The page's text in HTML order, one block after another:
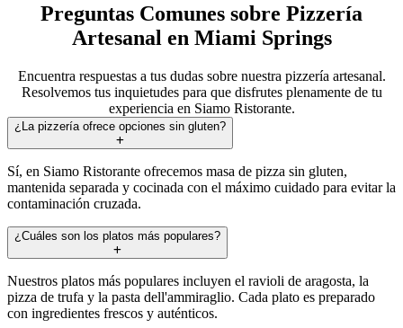
Preguntas Comunes sobre Pizzería
Artesanal en Miami Springs
Encuentra respuestas a tus dudas sobre nuestra pizzería artesanal.
Resolvemos tus inquietudes para que disfrutes plenamente de tu
experiencia en Siamo Ristorante.
¿La pizzería ofrece opciones sin gluten?
Sí, en Siamo Ristorante ofrecemos masa de pizza sin gluten,
mantenida separada y cocinada con el máximo cuidado para evitar la
contaminación cruzada.
¿Cuáles son los platos más populares?
Nuestros platos más populares incluyen el ravioli de aragosta, la
pizza de trufa y la pasta dell'ammiraglio. Cada plato es preparado
con ingredientes frescos y auténticos.